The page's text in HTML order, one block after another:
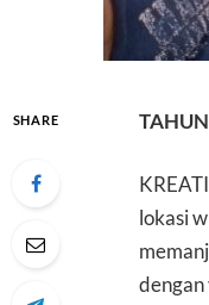
SHARE
lokasi
dengan